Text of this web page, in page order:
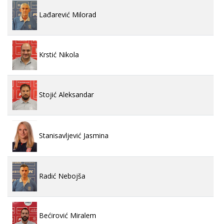
Lađarević Milorad
Krstić Nikola
Stojić Aleksandar
Stanisavljević Jasmina
Radić Nebojša
Bećirović Miralem